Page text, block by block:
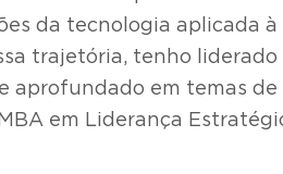
da tecnologia aplicada
trajetória, tenho
aprofundado em temas
em Liderança